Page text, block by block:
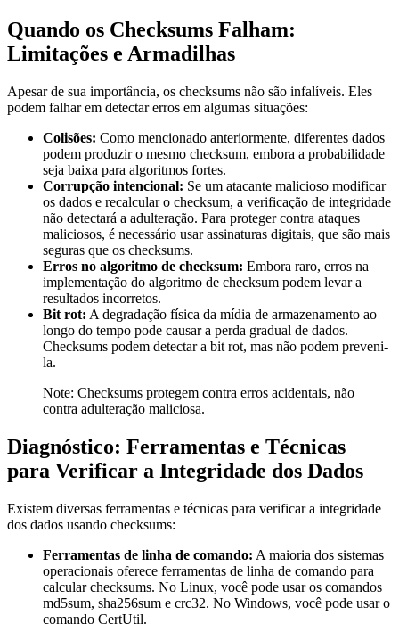
Quando os Checksums Falham:
Limitações e Armadilhas
Apesar de sua importância, os checksums não são infalíveis. Eles
podem falhar em detectar erros em algumas situações:
Colisões: Como mencionado anteriormente, diferentes dados
podem produzir o mesmo checksum, embora a probabilidade
seja baixa para algoritmos fortes.
Corrupção intencional: Se um atacante malicioso modificar
os dados e recalcular o checksum, a verificação de integridade
não detectará a adulteração. Para proteger contra ataques
maliciosos, é necessário usar assinaturas digitais, que são mais
seguras que os checksums.
Erros no algoritmo de checksum: Embora raro, erros na
implementação do algoritmo de checksum podem levar a
resultados incorretos.
Bit rot: A degradação física da mídia de armazenamento ao
longo do tempo pode causar a perda gradual de dados.
Checksums podem detectar a bit rot, mas não podem preveni-
la.
Note: Checksums protegem contra erros acidentais, não
contra adulteração maliciosa.
Diagnóstico: Ferramentas e Técnicas
para Verificar a Integridade dos Dados
Existem diversas ferramentas e técnicas para verificar a integridade
dos dados usando checksums:
Ferramentas de linha de comando: A maioria dos sistemas
operacionais oferece ferramentas de linha de comando para
calcular checksums. No Linux, você pode usar os comandos
md5sum, sha256sum e crc32. No Windows, você pode usar o
comando CertUtil.